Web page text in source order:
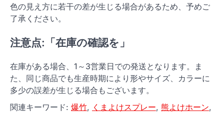
色の見え方に若干の差が生じる場合があるため、予めご
了承ください。
注意点:「在庫の確認を」
在庫がある場合、1～3営業日での発送となります。ま
た、同じ商品でも生産時期により形やサイズ、カラーに
多少の誤差が生じる場合もございます。
関連キーワード: 爆竹, くまよけスプレー, 熊よけホーン,